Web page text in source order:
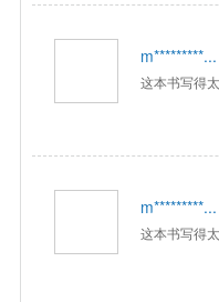
m*********...
这本书写得
m*********...
这本书写得